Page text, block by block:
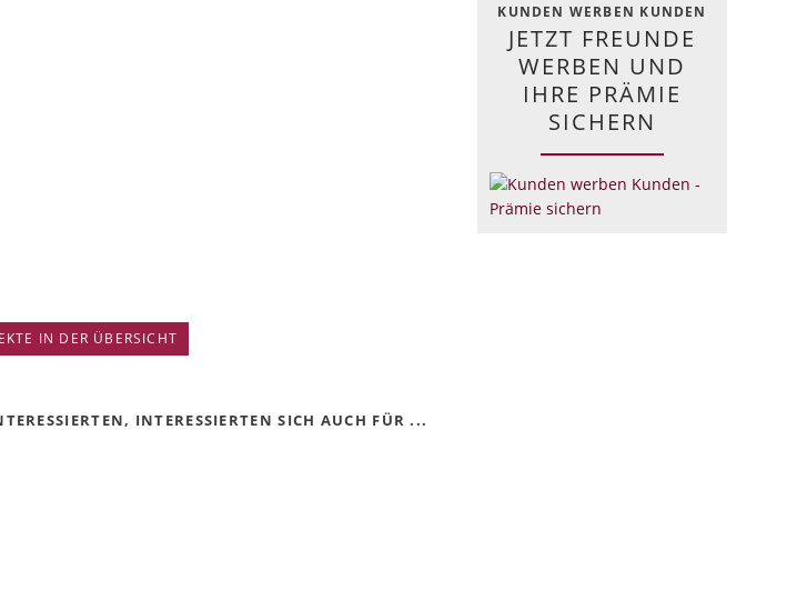
IN DER ÜBERSICHT
INTERESSIERTEN SICH AUCH FÜR ...
KUNDEN WERBEN KUNDEN
JETZT FREUNDE
WERBEN UND
IHRE PRÄMIE
SICHERN